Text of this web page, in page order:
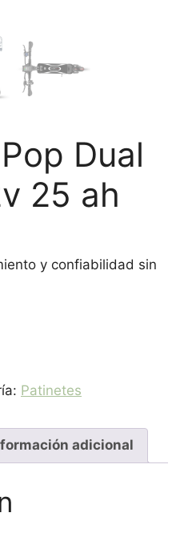
Dual
25 ah
y confiabilidad sin
Patinetes
adicional